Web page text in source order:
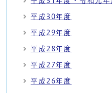
平成30年度
平成29年度
平成28年度
平成27年度
平成26年度